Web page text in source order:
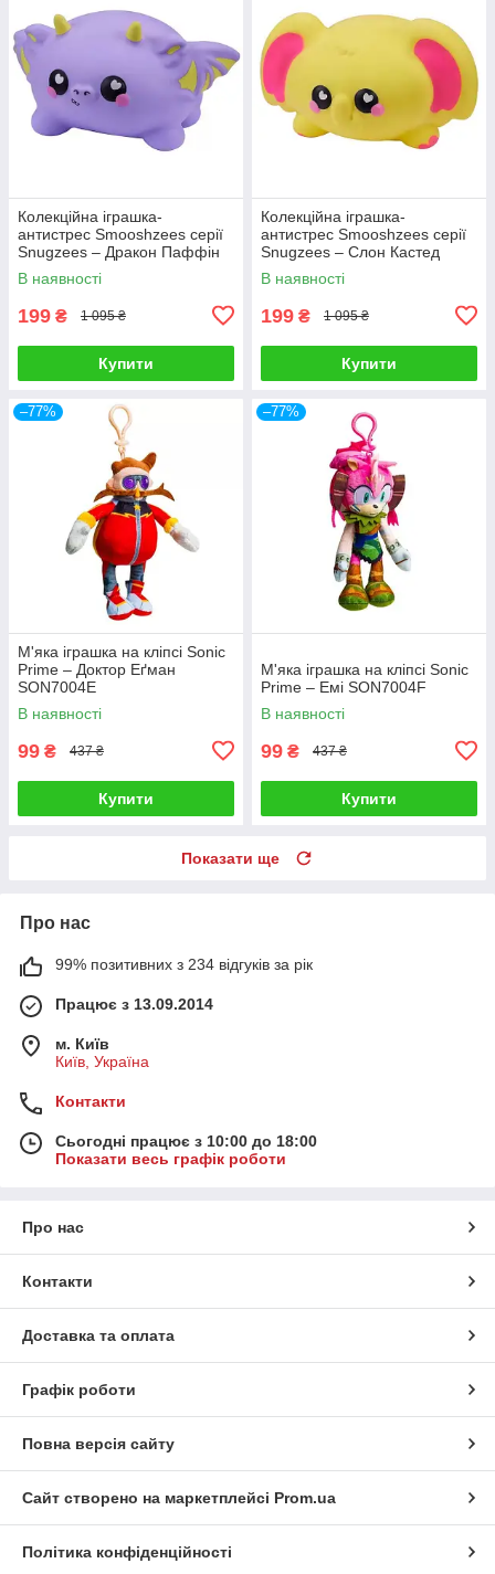
Колекційна іграшка-
антистрес Smooshzees серії
Snugzees – Дракон Паффін
08234
В наявності
199 ₴ 1 095 ₴
Купити
Колекційна іграшка-
антистрес Smooshzees серії
Snugzees – Слон Кастед
08237
В наявності
199 ₴ 1 095 ₴
Купити
–77%
М'яка іграшка на кліпсі Sonic
Prime – Доктор Еґман
SON7004E
В наявності
99 ₴ 437 ₴
Купити
–77%
М'яка іграшка на кліпсі Sonic
Prime – Емі SON7004F
В наявності
99 ₴ 437 ₴
Купити
Показати ще
Про нас
99% позитивних з 234 відгуків за рік
Працює з 13.09.2014
м. Київ
Київ, Україна
Контакти
Сьогодні працює з 10:00 до 18:00
Показати весь графік роботи
Про нас
Контакти
Доставка та оплата
Графік роботи
Повна версія сайту
Сайт створено на маркетплейсі Prom.ua
Політика конфіденційності